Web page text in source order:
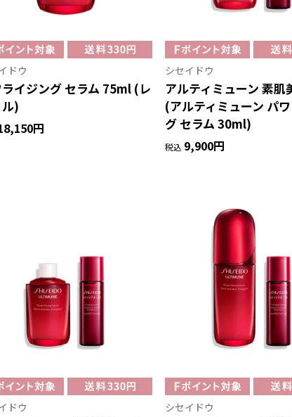
ドウ
イジング セラム 75ml (レ
)
円
シセイドウ
アルティミューン 素肌
(アルティミューン パ
グ セラム 30ml)
税込 9,900円
ドウ シセイドウ